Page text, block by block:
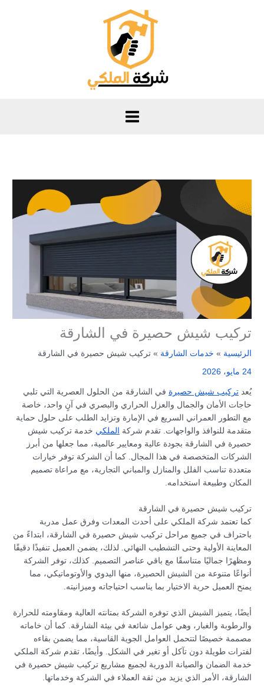
تركيب شيش حصيرة في الشارقة
الرئيسية خدمات الشارقة تركيب شيش حصيرة في الشارقة
24 مايو، 2026
يُعدتركيب شيش حصيرة في الشارقة من الحلول العصرية التي تلبي
حاجات الأمان والجمال والعزل الحراري والبصري في آنٍ واحد، خاصة
مع التطور العمراني السريع في الإمارة وتزايد الطلب على حلول حماية
متقدمة للنوافذ والواجهات. تقدم شركة
الملكي خدمة تركيب شيش
حصيرة في الشارقة بجودة عالية ومعايير عالمية، مما جعلها من أبرز
الشركات المتخصصة في هذا المجال. كما أن الشركة توفر خيارات
متعددة تناسب الفلل والمنازل والمباني التجارية، مع مراعاة تصميم
المكان وطبيعة استخدامه.
تركيب شيش حصيرة في الشارقة
كما تعتمد شركة الملكي على أحدث المعدات وفرق عمل مدربة
باحتراف في جميع مراحل تركيب شيش حصيرة في الشارقة، ابتداءً من
المعاينة الأولية وحتى التشطيب النهائي. لذلك، يضمن العميل تنفيذًا دقيقًا
ومظهرًا جماليًا متناسقًا مع باقي عناصر التصميم. كذلك، توفر الشركة
أنواعًا متنوعة من الشيش الحصيرة، منها اليدوي والأوتوماتيكي، مما
يمنح العميل حرية الاختيار بما يناسب احتياجاته وميزانيته.
أيضًا، يتميز الشيش الذي توفره الشركة بمتانته العالية ومقاومته للحرارة
والرطوبة والغبار، وهي عوامل شائعة في بيئة الشارقة. كما أن خاماته
مصممة خصيصًا لتتحمل العوامل الجوية القاسية، مما يضمن بقاءه
لفترات طويلة دون تآكل أو تغير في الشكل. وأيضًا، تقدم شركة الملكي
خدمة الضمان والصيانة الدورية لجميع مشاريع تركيب شيش حصيرة في
الشارقة، الأمر الذي يزيد من ثقة العملاء في الشركة وخدماتها.